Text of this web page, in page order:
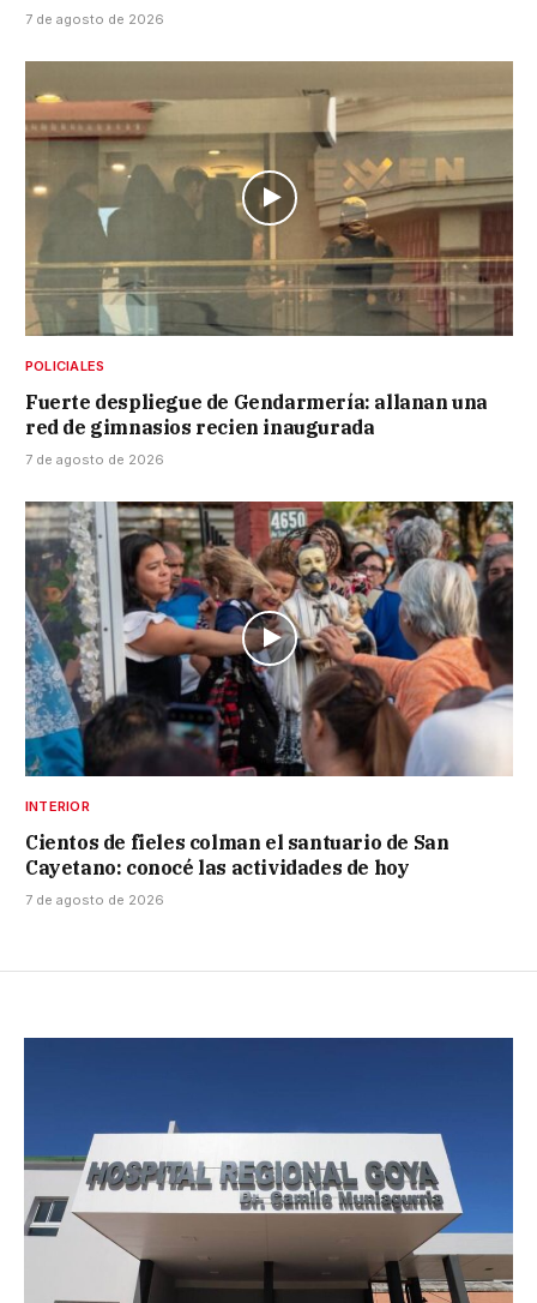
7 de agosto de 2026
POLICIALES
Fuerte despliegue de Gendarmería: allanan una
red de gimnasios recien inaugurada
7 de agosto de 2026
INTERIOR
Cientos de fieles colman el santuario de San
Cayetano: conocé las actividades de hoy
7 de agosto de 2026